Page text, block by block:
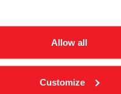
Allow all
Customize